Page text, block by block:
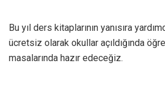
Bu yıl ders kitaplarının yanısıra
ücretsiz olarak okullar açıldığında
masalarında hazır edeceğiz.